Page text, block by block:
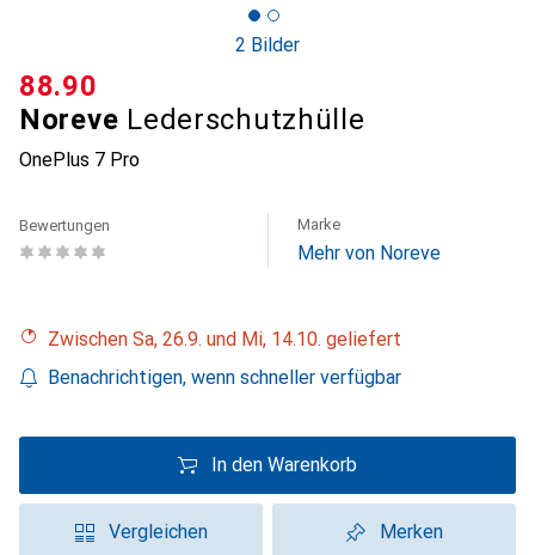
2 Bilder
Noreve Lederschutzhülle
OnePlus 7 Pro
CHF
88.90
Bewertungen Marke
Mehr von Noreve
Zwischen Sa, 26.9. und Mi, 14.10. geliefert
Benachrichtigen, wenn schneller verfügbar
In den Warenkorb
Vergleichen Merken